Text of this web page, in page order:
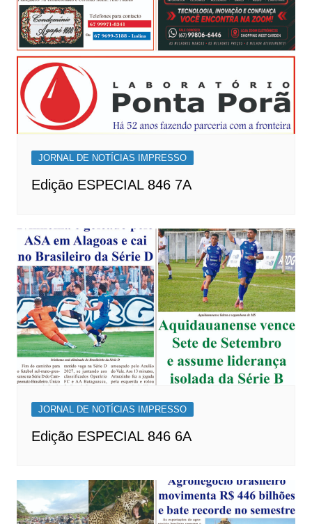
JORNAL DE NOTÍCIAS IMPRESSO
Edição ESPECIAL 846 7A
JORNAL DE NOTÍCIAS IMPRESSO
Edição ESPECIAL 846 6A